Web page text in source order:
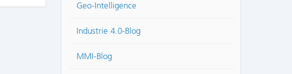
Geo-Intelligence
Industrie 4.0-Blog
MMI-Blog